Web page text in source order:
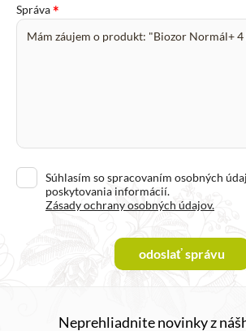
Správa *
Súhlasím so spracovaním osobných
poskytovania informácií.
Zásady ochrany osobných údajov.
odoslať správu
Neprehliadnite novinky z